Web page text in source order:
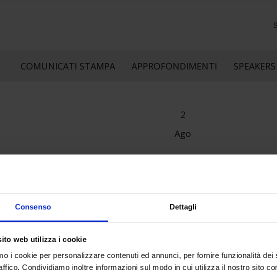
Consenso Dettagli
web utilizza i cookie
i cookie per personalizzare contenuti ed annunci, per fornire funzionalità
Condividiamo inoltre informazioni sul modo in cui utilizza il nostro sito
COMUNICATI STAMPA APPROFONDIMENTI SPEAKERS
2
Ago